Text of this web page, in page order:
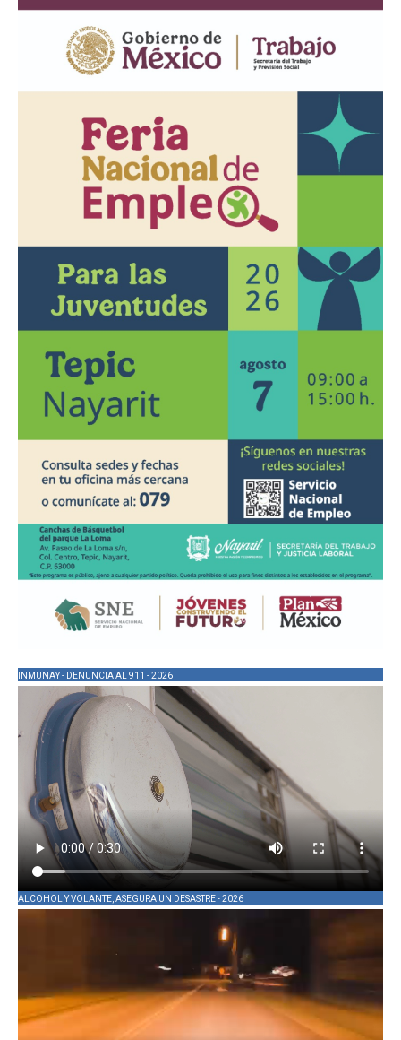
INMUNAY - DENUNCIA AL 911 - 2026
ALCOHOL Y VOLANTE, ASEGURA UN DESASTRE - 2026